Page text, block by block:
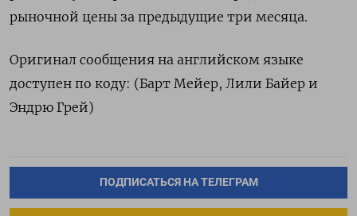
рыночной цены за предыдущие три месяца.
Оригинал сообщения на английском языке
доступен по коду: (Барт Мейер, Лили Байер и
Эндрю Грей)
ПОДПИСАТЬСЯ НА ТЕЛЕГРАМ